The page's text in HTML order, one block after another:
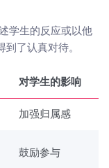
学生的反应或以他
了认真对待。
对学生的影响
加强归属感
鼓励参与